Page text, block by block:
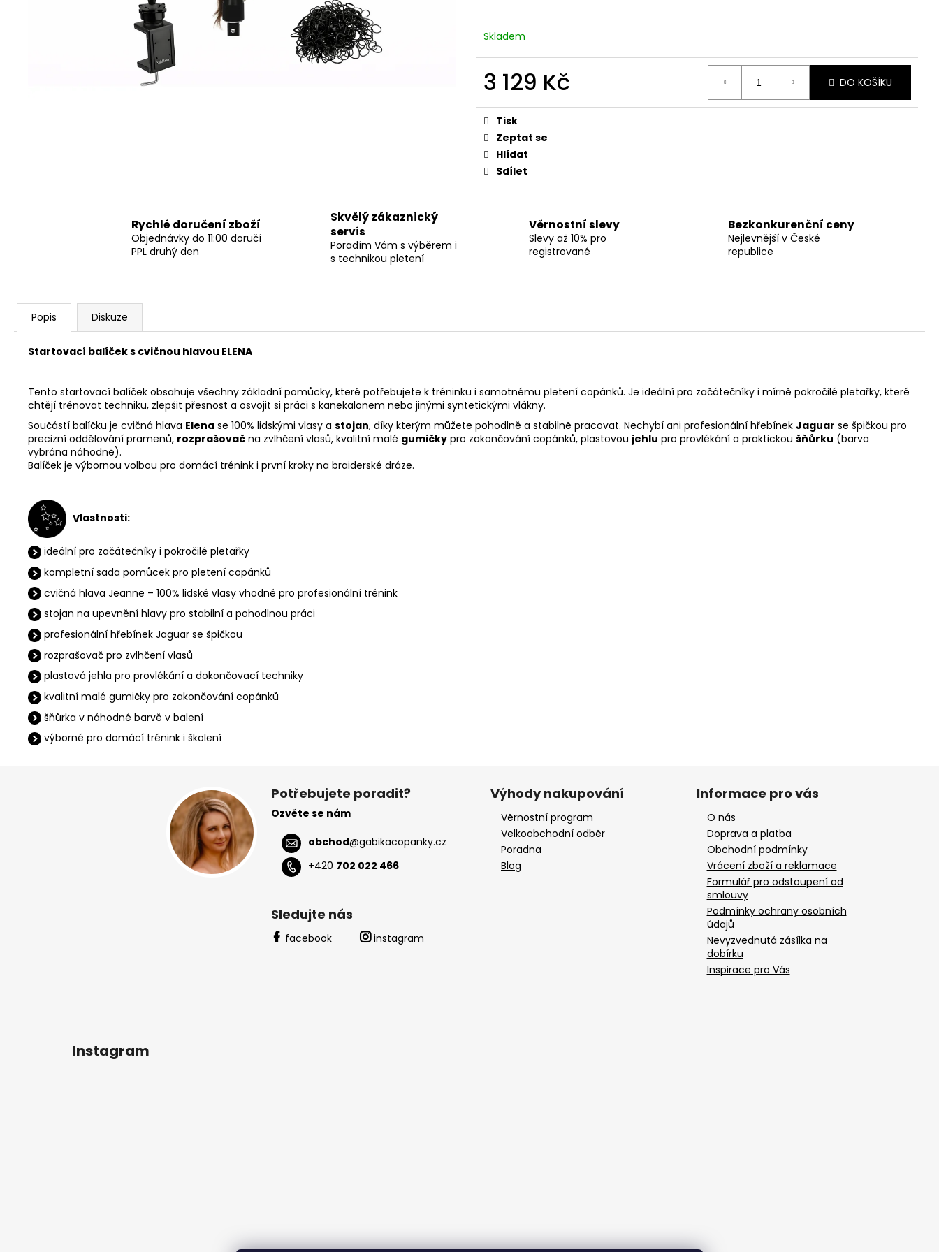
Skladem
3 129 Kč DO KOŠÍKU
Tisk
Zeptat se
Hlídat
Sdílet
Rychlé doručení zboží
Objednávky do 11:00 doručí
PPL druhý den
Skvělý zákaznický
servis
Poradím Vám s výběrem i
s technikou pletení
Věrnostní slevy
Slevy až 10% pro
registrované
Bezkonkurenční ceny
Nejlevnější v České
republice
Popis Diskuze
Startovací balíček s cvičnou hlavou ELENA
Tento startovací balíček obsahuje všechny základní pomůcky, které potřebujete k tréninku i samotnému pletení copánků. Je ideální pro začátečníky i mírně pokročilé pletařky, které
chtějí trénovat techniku, zlepšit přesnost a osvojit si práci s kanekalonem nebo jinými syntetickými vlákny.
Součástí balíčku je cvičná hlava Elena se 100% lidskými vlasy a stojan, díky kterým můžete pohodlně a stabilně pracovat. Nechybí ani profesionální hřebínek Jaguar se špičkou pro
precizní oddělování pramenů, rozprašovač na zvlhčení vlasů, kvalitní malé gumičky pro zakončování copánků, plastovou jehlu pro provlékání a praktickou šňůrku (barva
vybrána náhodně).
Balíček je výbornou volbou pro domácí trénink i první kroky na braiderské dráze.
Vlastnosti:
ideální pro začátečníky i pokročilé pletařky
kompletní sada pomůcek pro pletení copánků
cvičná hlava Jeanne – 100% lidské vlasy vhodné pro profesionální trénink
stojan na upevnění hlavy pro stabilní a pohodlnou práci
profesionální hřebínek Jaguar se špičkou
rozprašovač pro zvlhčení vlasů
plastová jehla pro provlékání a dokončovací techniky
kvalitní malé gumičky pro zakončování copánků
šňůrka v náhodné barvě v balení
výborné pro domácí trénink i školení
Z
Potřebujete poradit?
Ozvěte se nám
obchod@gabikacopanky.cz
+420 702 022 466
Sledujte nás
facebook instagram
Výhody nakupování
Věrnostní program
Velkoobchodní odběr
Poradna
Blog
Informace pro vás
O nás
Doprava a platba
Obchodní podmínky
Vrácení zboží a reklamace
Formulář pro odstoupení od
smlouvy
Podmínky ochrany osobních
údajů
Nevyzvednutá zásílka na
dobírku
Inspirace pro Vás
Instagram